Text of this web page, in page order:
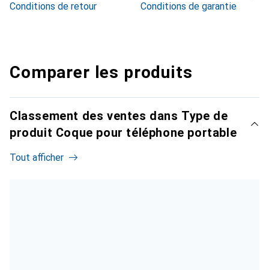
Conditions de retour
Conditions de garantie
Comparer les produits
Classement des ventes dans Type de
produit Coque pour téléphone portable
Tout afficher